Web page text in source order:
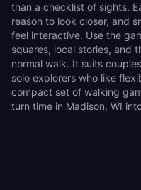
than a checklist of sights.
reason to look closer, and
feel interactive. Use the
squares, local stories, and
normal walk. It suits
solo explorers who like
compact set of walking
turn time in Madison, WI